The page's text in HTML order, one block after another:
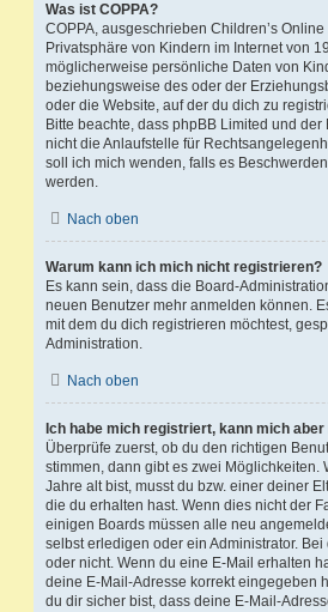
Was ist COPPA?
COPPA, ausgeschrieben Children’s
Privatsphäre von Kindern im Internet von
möglicherweise persönliche Daten von
beziehungsweise des oder der
oder die Website, auf der du dich zu
Bitte beachte, dass phpBB Limited und
nicht die Anlaufstelle für
soll ich mich wenden, falls es
werden.
Nach oben
Warum kann ich mich nicht registrieren?
Es kann sein, dass die Board-
neuen Benutzer mehr anmelden können.
mit dem du dich registrieren möchtest,
Administration.
Nach oben
Ich habe mich registriert, kann mich
Überprüfe zuerst, ob du den richtigen
stimmen, dann gibt es zwei Möglichkeiten.
Jahre alt bist, musst du bzw. einer deiner
die du erhalten hast. Wenn dies nicht der
einigen Boards müssen alle neu
selbst erledigen oder ein Administrator.
oder nicht. Wenn du eine E-Mail erhalten
deine E-Mail-Adresse korrekt eingegeben
du dir sicher bist, dass deine E-Mail-